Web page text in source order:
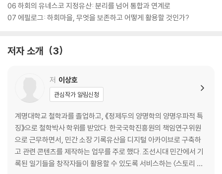
06 하회의 유네스코 지정유산: 분리를 넘어 통합과 연계로
07 에필로그: 하회마을, 무엇을 보존하고 어떻게 활용할 것인가?
저자 소개 3
저 이상호
관심작가 알림신청
계명대학교 철학과를 졸업하고, 《정제두의 양명학의 양명우파적 특
징》으로 철학박사 학위를 받았다. 한국국학진흥원의 책임연구위원
으로 근무하면서, 민간 소장 기록유산을 디지털 아카이브로 구축하
고 관련 콘텐츠를 제작하는 업무를 주로 했다. 조선시대 민간에서 기
록된 일기들을 창작자들이 활용할 수 있도록 서비스하는 〈스토리 테